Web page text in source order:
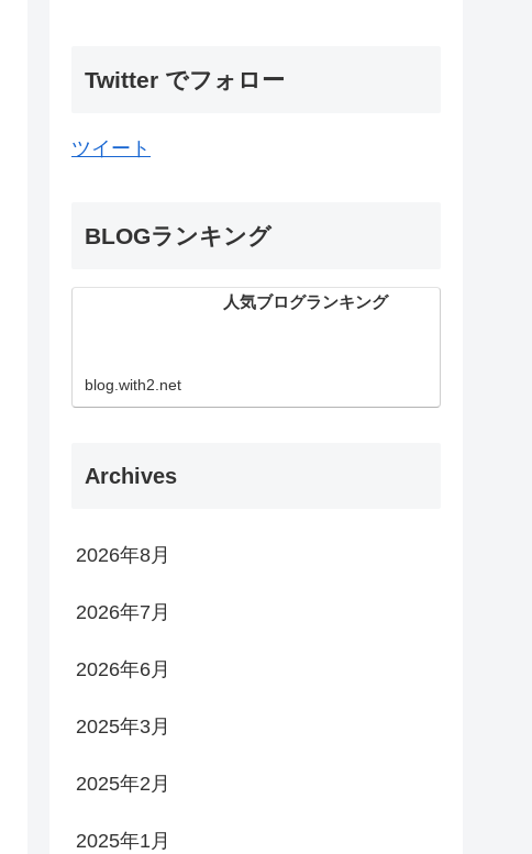
Twitter でフォロー
ツイート
BLOGランキング
人気ブログランキング
blog.with2.net
Archives
2026年8月
2026年7月
2026年6月
2025年3月
2025年2月
2025年1月